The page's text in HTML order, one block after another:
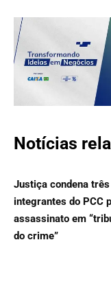
Notícias
Justiça condena três
integrantes do PCC
assassinato em
do crime”